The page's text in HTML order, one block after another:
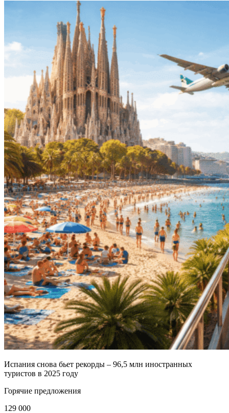
Испания снова бьет рекорды – 96,5 млн иностранных
туристов в 2025 году
Горячие предложения
129 000